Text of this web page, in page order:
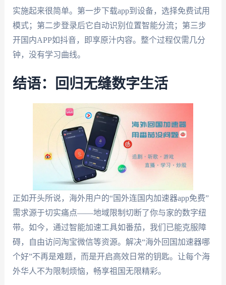
实施起来很简单。第一步下载app到设备，选择免费试用
模式；第二步登录后它自动识别位置智能分流；第三步
开国内APP如抖音，即享原汁内容。整个过程仅需几分
钟，没有学习曲线。
结语：回归无缝数字生活
正如开头所说，海外用户的“国外连国内加速器app免费”
需求源于切实痛点——地域限制切断了你与家的数字纽
带。如今，通过智能加速工具如番茄，我们已能克服障
碍，自由访问淘宝微信等资源。解决“海外回国加速器哪
个好”不再是难题，而是开启高效日常的钥匙。让每个海
外华人不为限制烦恼，畅享祖国无限精彩。